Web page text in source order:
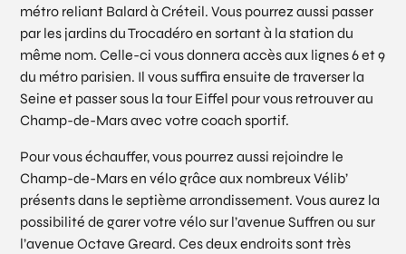
métro reliant Balard à Créteil. Vous pourrez aussi passer
par les jardins du Trocadéro en sortant à la station du
même nom. Celle-ci vous donnera accès aux lignes 6 et 9
du métro parisien. Il vous suffira ensuite de traverser la
Seine et passer sous la tour Eiffel pour vous retrouver au
Champ-de-Mars avec votre coach sportif.
Pour vous échauffer, vous pourrez aussi rejoindre le
Champ-de-Mars en vélo grâce aux nombreux Vélib’
présents dans le septième arrondissement. Vous aurez la
possibilité de garer votre vélo sur l’avenue Suffren ou sur
l’avenue Octave Greard. Ces deux endroits sont très